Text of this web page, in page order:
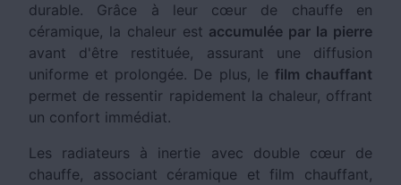
durable. Grâce à leur cœur de chauffe en
céramique, la chaleur est accumulée par la pierre
avant d'être restituée, assurant une diffusion
uniforme et prolongée. De plus, le film chauffant
permet de ressentir rapidement la chaleur, offrant
un confort immédiat.
Les radiateurs à inertie avec double cœur de
chauffe, associant céramique et film chauffant,